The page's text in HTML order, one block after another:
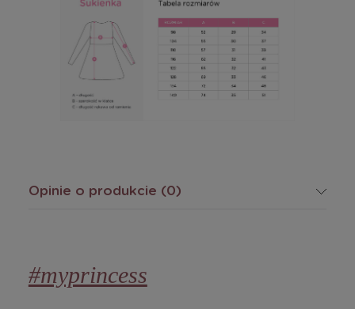
Opinie o produkcie (0)
#myprincess